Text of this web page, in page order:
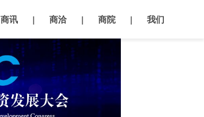
商讯 | 商洽 | 商院 | 我们